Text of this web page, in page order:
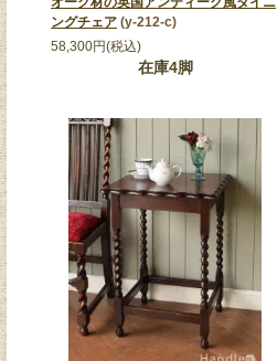
ングチェア (y-212-c)
58,300円(税込)
在庫4脚